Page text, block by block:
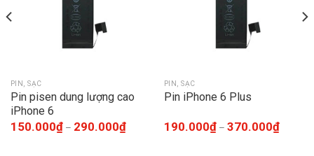
PIN, SẠC
Pin pisen dung lượng cao
iPhone 6
150.000₫– 290.000₫
PIN, SẠC
Pin iPhone 6 Plus
190.000₫– 370.000₫